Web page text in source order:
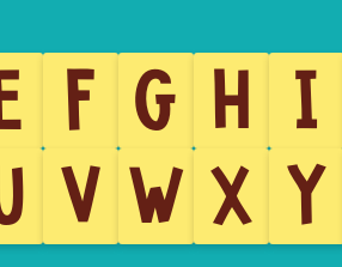
F G H I
V W X Y